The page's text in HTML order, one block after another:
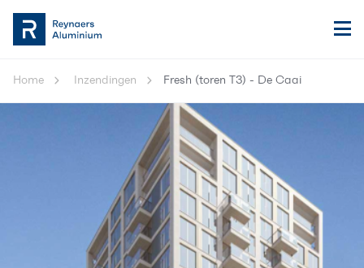
Home Inzendingen Fresh (toren T3) - De Caai